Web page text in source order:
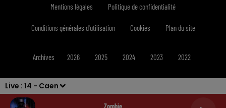
Live : 14 - Caen
Zombie
Mentions légales Politique de confidentialité
Conditions générales d'utilisation Cookies Plan du site
Archives 2026 2025 2024 2023 2022